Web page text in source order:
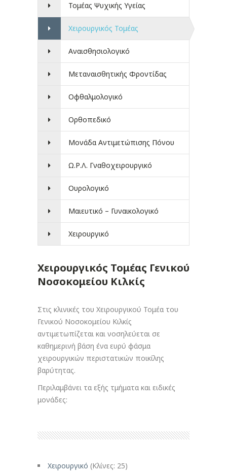
Τομέας Ψυχικής Υγείας
Χειρουργικός Τομέας
Αναισθησιολογικό
Μεταναισθητικής Φροντίδας
Οφθαλμολογικό
Ορθοπεδικό
Μονάδα Αντιμετώπισης Πόνου
Ω.Ρ.Λ. Γναθοχειρουργικό
Ουρολογικό
Μαιευτικό – Γυναικολογικό
Χειρουργικό
Χειρουργικός Τομέας Γενικού
Νοσοκομείου Κιλκίς
Στις κλινικές του Χειρουργικού Τομέα του
Γενικού Νοσοκομείου Κιλκίς
αντιμετωπίζεται και νοσηλεύεται σε
καθημερινή βάση ένα ευρύ φάσμα
χειρουργικών περιστατικών ποικίλης
βαρύτητας.
Περιλαμβάνει τα εξής τμήματα και ειδικές
μονάδες:
Χειρουργικό (Κλίνες: 25)